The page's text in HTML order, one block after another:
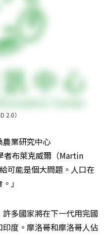
2.0）
農業研究中心
者布萊克威爾（Martin
可能是個大問題。人口在
」
多國家將在下一代用完國
度。摩洛哥和摩洛哥人佔